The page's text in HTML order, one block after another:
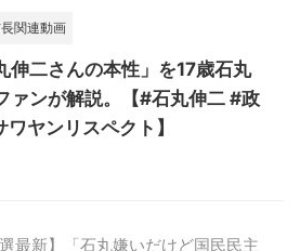
関連動画
伸二さんの本性」を17歳石丸
ァンが解説。【#石丸伸二 #政
ワヤンリスペクト】
選最新】「石丸嫌いだけど国民民主